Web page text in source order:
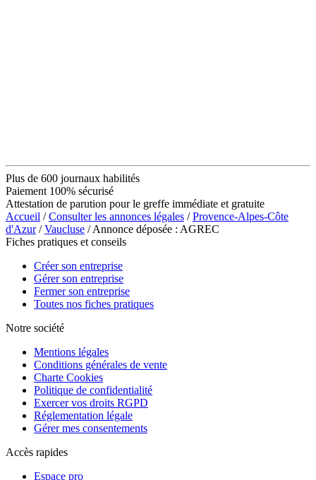
Plus de 600 journaux habilités
Paiement 100% sécurisé
Attestation de parution pour le greffe immédiate et gratuite
Accueil /Consulter les annonces légales /Provence-Alpes-Côte
d'Azur/Vaucluse / Annonce déposée : AGREC
Fiches pratiques et conseils
Créer son entreprise
Gérer son entreprise
Fermer son entreprise
Toutes nos fiches pratiques
Notre société
Mentions légales
Conditions générales de vente
Charte Cookies
Politique de confidentialité
Exercer vos droits RGPD
Réglementation légale
Gérer mes consentements
Accès rapides
Espace pro